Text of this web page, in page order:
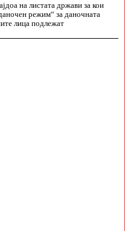
на листата држави за кои
режим“ за даночната
лица подлежат